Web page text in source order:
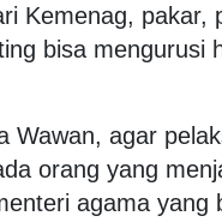
Kemenag, pakar,
bisa mengurusi
Wawan, agar
orang yang
agama yang